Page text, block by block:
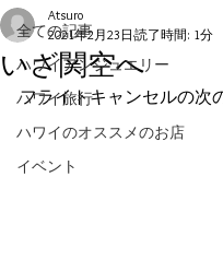
全ての記事
ハワイアンジュエリー
ハワイ旅行
ハワイのオススメのお店
イベント
いざ関空へ
Atsuro
2021年2月23日 読了時間: 1分
フライトキャンセルの次